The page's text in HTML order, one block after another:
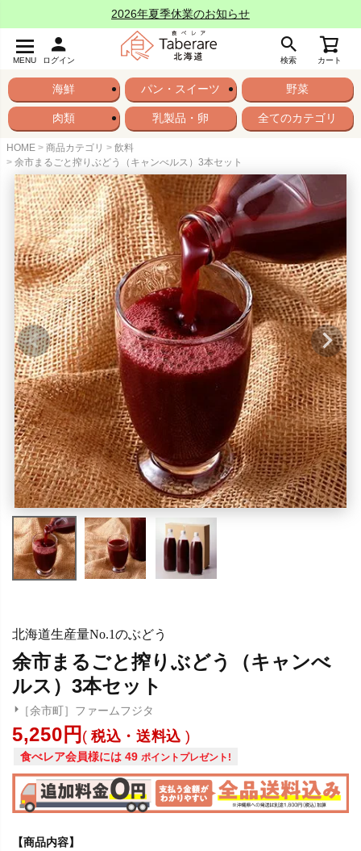
2026年夏季休業のお知らせ
MENU ログイン 検索 カート
海鮮 パン・スイーツ 野菜
肉類 乳製品・卵 全てのカテゴリ
HOME 商品カテゴリ
飲料
余市まるごと搾りぶどう（キャンべルス）3本セット
北海道生産量No.1のぶどう
余市まるごと搾りぶどう（キャンべ
ルス）3本セット
［余市町］ファームフジタ
5,250 税込・送料込
食べレア会員様には 49 ポイントプレゼント!
【商品内容】